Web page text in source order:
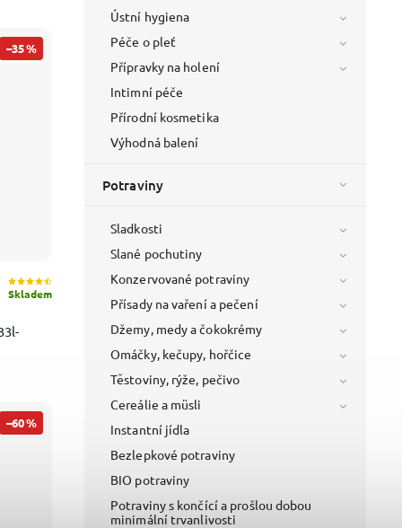
Ústní hygiena
Péče o pleť
Přípravky na holení
Intimní péče
Přírodní kosmetika
Výhodná balení
Potraviny
Sladkosti
Slané pochutiny
Konzervované potraviny
Přísady na vaření a pečení
Džemy, medy a čokokrémy
Omáčky, kečupy, hořčice
Těstoviny, rýže, pečivo
Cereálie a müsli
Instantní jídla
Bezlepkové potraviny
BIO potraviny
Potraviny s končící a prošlou dobou
minimální trvanlivosti
–35 %
Skladem
–60 %